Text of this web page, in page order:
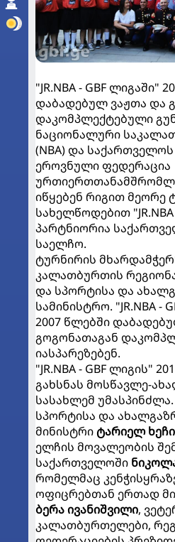
"JR.NBA - GBF ლიგაში"
დაბადებულ ვაჟთა და
დაკომპლექტებული
ნაციონალური
(NBA) და
ეროვნული ფედერაცია
იწყებენ რიგით მეორე
სახელწოდებით
პარტნიორია
საელჩო.
ტურნირის
კალათბურთის
და სპორტისა და
სამინისტრო. "JR.NBA -
2007 წლებში
გოგონათაგან
იასპარეზებენ.
"JR.NBA - GBF ლიგის"
გახსნას მოსწავლე-
სასახლემ
სპორტისა და
მინისტრიტარიელ
ელჩის მოვალეობის
საქართველოში
რომელმაც
ოფიცრებთან ერთად
ბერა ივანიშვილი,
კალათბურთელები,